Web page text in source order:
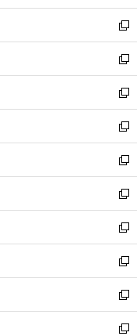
開
く
ウ
で
開
く
ン
ド
ウ
で
開
く
ウ
ィ
ン
ド
ウ
で
開
く
新
し
い
ウ
ィ
ン
ド
ウ
で
開
く
新
し
い
ウ
ィ
ン
ド
ウ
で
開
く
新
し
い
ウ
ィ
ン
ド
ウ
で
開
く
新
し
い
ウ
ィ
ン
ド
ウ
で
開
く
新
し
い
ウ
ィ
ン
ド
ウ
で
開
く
新
し
い
ウ
ィ
ン
ド
ウ
で
新
し
い
ウ
ィ
ン
ド
新
し
い
ウ
ィ
新
し
い
新